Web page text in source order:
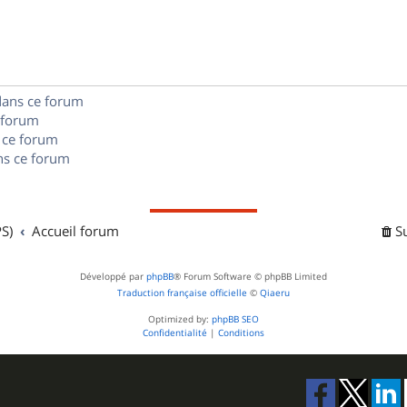
e
ce forum
forum
ce forum
Accueil forum
Développé par phpBB® Forum Software © phpBB Limited
Traduction française officielle © Qiaeru
Optimized by: phpBB SEO
Confidentialité | Conditions